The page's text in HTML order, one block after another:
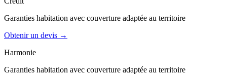
Garanties habitation avec couverture adaptée au territoire
Obtenir un devis →
Harmonie
Garanties habitation avec couverture adaptée au territoire